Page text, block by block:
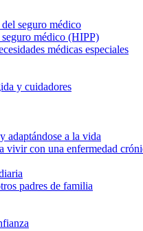
seguro médico
médico (HIPP)
médicas especiales
y cuidadores
adaptándose a la vida
vivir con una enfermedad
padres de familia